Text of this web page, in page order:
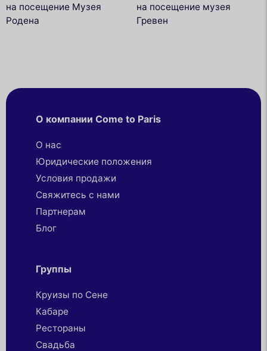
на посещение Музея
Родена
на посещение музея
Гревен
О компании Come to Paris
О нас
Юридические положения
Условия продажи
Свяжитесь с нами
Партнерaм
Блог
Группы
Круизы по Сене
Кабаре
Рестораны
Свадьба